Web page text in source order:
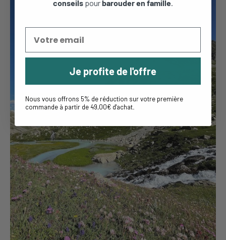
conseils pourbarouder en famille.
Je profite de l'offre
Nous vous offrons 5% de réduction sur votre première
commande à partir de 49,00€ d'achat.